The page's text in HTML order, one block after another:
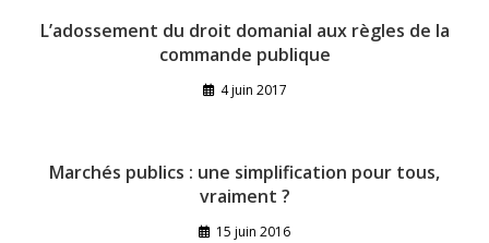
L’adossement du droit domanial aux règles de la
commande publique
4 juin 2017
Marchés publics : une simplification pour tous,
vraiment ?
15 juin 2016